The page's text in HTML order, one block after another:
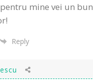
mine vei un bun
Reply